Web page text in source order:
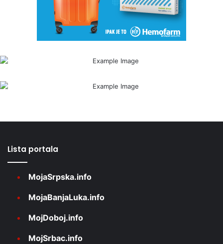
Lista portala
MojaSrpska.info
MojaBanjaLuka.info
MojDoboj.info
MojSrbac.info